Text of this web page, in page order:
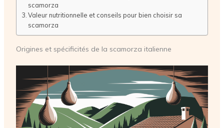
scamorza
Valeur nutritionnelle et conseils pour bien choisir sa
scamorza
Origines et spécificités de la scamorza italienne